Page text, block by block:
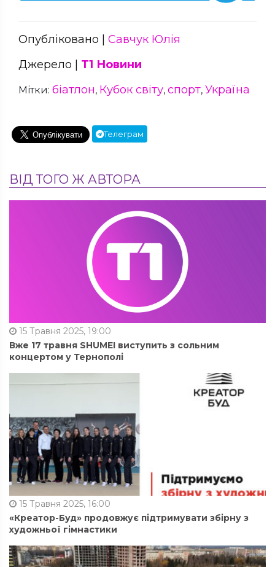
Опубліковано | Савчук Юлія
Джерело | Т1 Новини
Мітки: біатлон, Кубок світу, спорт, Україна
Телеграм
ВІД ТОГО Ж АВТОРА
15 Травня 2025, 19:00
Вже 17 травня SHUMEI виступить з сольним
концертом у Тернополі
15 Травня 2025, 16:00
«Креатор-Буд» продовжує підтримувати збірну з
художньої гімнастики